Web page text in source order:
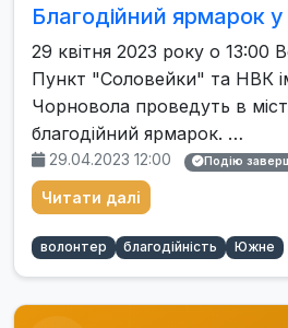
Благодійний ярмарок
29 квітня 2023 року о 13:00
Пункт "Соловейки" та НВК
Чорновола проведуть в
благодійний ярмарок. …
29.04.2023 12:00 Подію
Читати далі
волонтер благодійність Южне